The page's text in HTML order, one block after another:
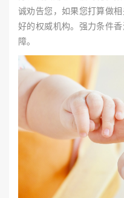
诚劝告您，如果您打算做
好的权威机构。强力条件
障。